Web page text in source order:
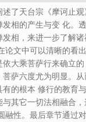
述了天台宗《摩诃止
发相的产生与变 化。
发相，来进一步了解
论文中可以清晰的看
依大乘菩萨行来确立
菩萨六度尤为明显。
的根本 修行的教育
与其它一切法相融合
融性。最后章节通过